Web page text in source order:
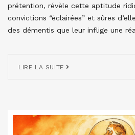
prétention, révèle cette aptitude
convictions “éclairées” et sûres
des démentis que leur inflige une
LIRE LA SUITE